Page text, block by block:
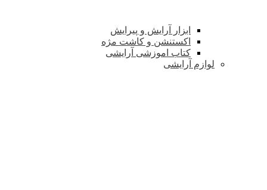
ابزار آرایش و پیرایش
اکستنشن و کاشت مژه
کتاب اموزشی آرایشی
لوازم آرایشی